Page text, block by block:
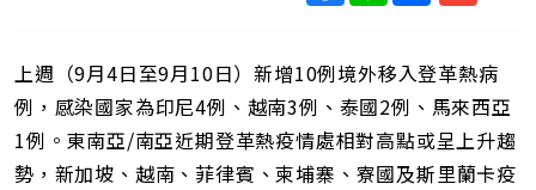
短
網
址
上週（9月4日至9月10日）新增10例境外移入登革熱病
例，感染國家為印尼4例、越南3例、泰國2例、馬來西亞
1例。東南亞/南亞近期登革熱疫情處相對高點或呈上升趨
勢，新加坡、越南、菲律賓、柬埔寨、寮國及斯里蘭卡疫